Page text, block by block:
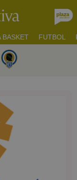
BASKET FUTBOL